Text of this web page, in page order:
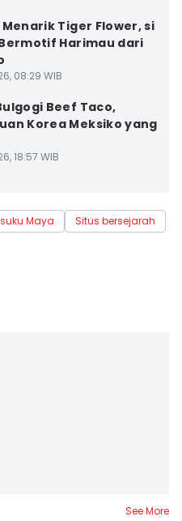
Menarik Tiger Flower, si
Harimau dari
08:29 WIB
Beef Taco,
Korea Meksiko yang
18:57 WIB
suku Maya
Situs bersejarah
See More